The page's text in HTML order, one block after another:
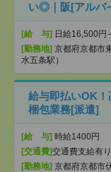
い◎｜阪[アルバ
[給 与] 日給16,500円
[勤務地] 京都府京都市
水五条駅）
給与即払いOK！
梱包業務[派遣]
[給 与] 時給1400円
[交通費]交通費支給有り
[勤務地] 京都府京都